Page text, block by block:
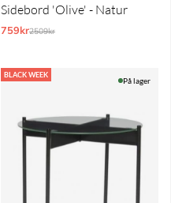
Sidebord 'Olive' - Natur
759krNormalpris:
2509kr
BLACK WEEK
På lager